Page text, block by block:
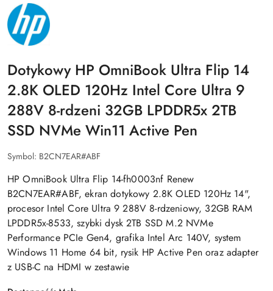
NAZWA
PRODUCENTA:
HP
Dotykowy HP OmniBook Ultra Flip 14
2.8K OLED 120Hz Intel Core Ultra 9
288V 8-rdzeni 32GB LPDDR5x 2TB
SSD NVMe Win11 Active Pen
Symbol: B2CN7EAR#ABF
HP OmniBook Ultra Flip 14-fh0003nf Renew
B2CN7EAR#ABF, ekran dotykowy 2.8K OLED 120Hz 14",
procesor Intel Core Ultra 9 288V 8-rdzeniowy, 32GB RAM
LPDDR5x-8533, szybki dysk 2TB SSD M.2 NVMe
Performance PCIe Gen4, grafika Intel Arc 140V, system
Windows 11 Home 64 bit, rysik HP Active Pen oraz adapter
z USB-C na HDMI w zestawie